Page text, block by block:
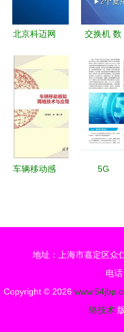
察
北京科迈网
册 通信设
备技术领域
的前沿探索
交换机 数
能枢纽
车辆移动感
5G
版） 迈向
智能、融合
与极致体验
的未来网络
地址：上海市嘉定区众
电
Copyright © 2026
络技术